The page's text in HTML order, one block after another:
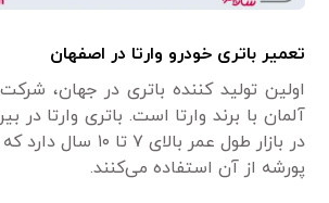
تعمیر باتری خودرو وارتا در اصفهان
اولین تولید کننده باتری در جهان،
آلمان با برند وارتا است. باتری وارتا در
در بازار طول عمر بالای
پورشه از آن استفاده می‌کنند.